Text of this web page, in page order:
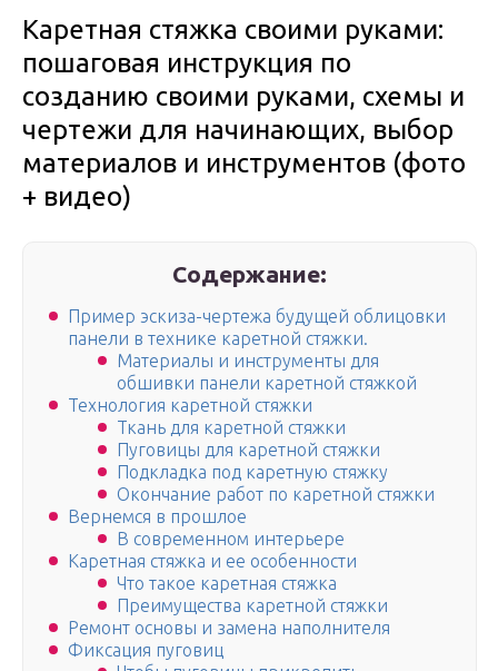
Каретная стяжка своими руками:
пошаговая инструкция по
созданию своими руками, схемы и
чертежи для начинающих, выбор
материалов и инструментов (фото
+ видео)
Содержание:
Пример эскиза-чертежа будущей облицовки
панели в технике каретной стяжки.
Материалы и инструменты для
обшивки панели каретной стяжкой
Технология каретной стяжки
Ткань для каретной стяжки
Пуговицы для каретной стяжки
Подкладка под каретную стяжку
Окончание работ по каретной стяжки
Вернемся в прошлое
В современном интерьере
Каретная стяжка и ее особенности
Что такое каретная стяжка
Преимущества каретной стяжки
Ремонт основы и замена наполнителя
Фиксация пуговиц